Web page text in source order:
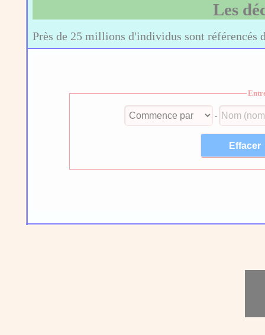
Les
Près de 25 millions d'individus sont référencés
-